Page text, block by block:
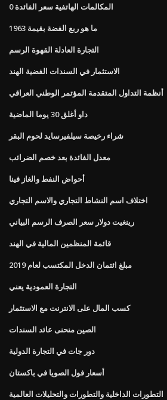
0 المكالمات الهاتفية سعر الفائدة
ما هو ربع الفضة بقيمة 1963
التجارة العادلة القهوة الرسم
الاستثمار في السندات الفضية الهند
أنظمة التداول المتقدمة المؤتمر الوطني العراقي
داو أغلق 30 يوما الماضية
شراء رخيصة سيلفيرسايد لحوم البقر
معدل الفائدة بعد خصم الضرائب
أحواض النفط والغاز فينا
اختلاف اسم النشاط التجاري والاسم التجاري
رينغيت دولار سعر الصرف الرسم البياني
قائمة المنظمين المالية في الهند
مبلغ ائتمان الدخل المكتسب لعام 2019
التجارة العمودية يعني
كسب المال على الانترنت مع الاستثمار
الصين منحنى عائد السندات
دور جات في التجارة الدولية
أسعار فول الصويا في باكستان
التطورات الداخلية والتطورات والتحليلات العالمية